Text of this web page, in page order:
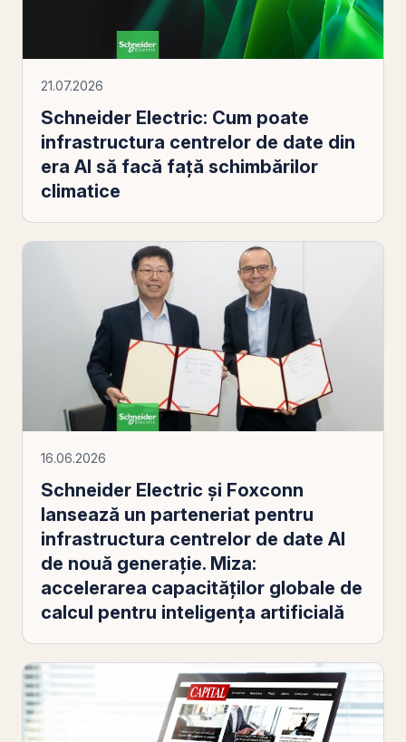
21.07.2026
Schneider Electric: Cum poate
infrastructura centrelor de date din
era AI să facă faţă schimbărilor
climatice
16.06.2026
Schneider Electric și Foxconn
lansează un parteneriat pentru
infrastructura centrelor de date AI
de nouă generație. Miza:
accelerarea capacităților globale de
calcul pentru inteligența artificială